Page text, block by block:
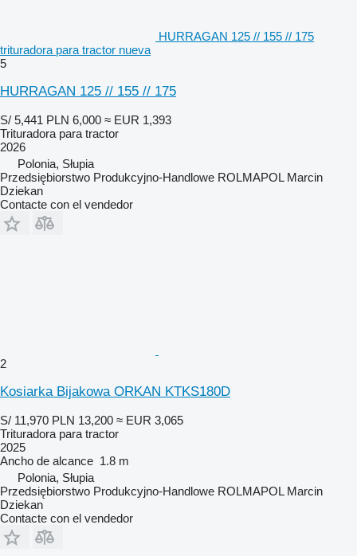
HURRAGAN 125 // 155 // 175
trituradora para tractor nueva
5
HURRAGAN 125 // 155 // 175
S/ 5,441 PLN 6,000 ≈ EUR 1,393
Trituradora para tractor
2026
Polonia, Słupia
Przedsiębiorstwo Produkcyjno-Handlowe ROLMAPOL Marcin
Dziekan
Contacte con el vendedor
2
Kosiarka Bijakowa ORKAN KTKS180D
S/ 11,970 PLN 13,200 ≈ EUR 3,065
Trituradora para tractor
2025
Ancho de alcance 1.8 m
Polonia, Słupia
Przedsiębiorstwo Produkcyjno-Handlowe ROLMAPOL Marcin
Dziekan
Contacte con el vendedor